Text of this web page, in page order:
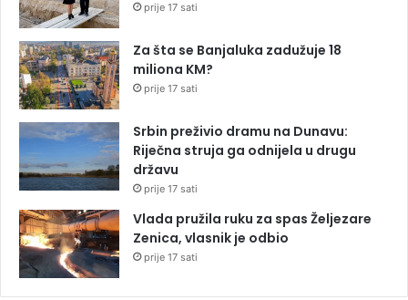
prije 17 sati
Za šta se Banjaluka zadužuje 18
miliona KM?
prije 17 sati
Srbin preživio dramu na Dunavu:
Riječna struja ga odnijela u drugu
državu
prije 17 sati
Vlada pružila ruku za spas Željezare
Zenica, vlasnik je odbio
prije 17 sati